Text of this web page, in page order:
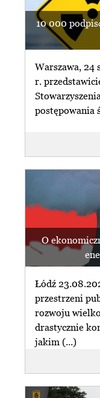
10 000
Warszawa, 24
r.
postępowania
O
Łódź
przestrzeni
rozwoju
drastycznie
jakim (...)